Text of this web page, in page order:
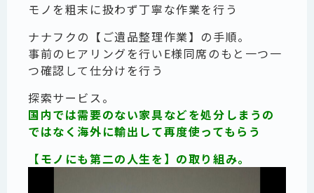
モノを粗末に扱わず丁寧な作業を行う
ナナフクの【ご遺品整理作業】の手順。
事前のヒアリングを行いE様同席のもと一つ一
つ確認して仕分けを行う
探索サービス。
国内では需要のない家具などを処分しまうの
ではなく海外に輸出して再度使ってもらう
【モノにも第二の人生を】の取り組み。